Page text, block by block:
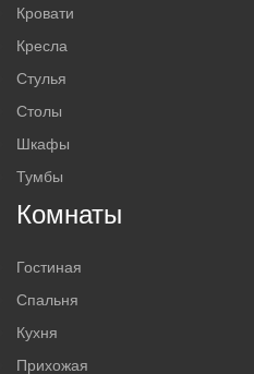
Кровати
Кресла
Стулья
Столы
Шкафы
Тумбы
Комнаты
Гостиная
Спальня
Кухня
Прихожая